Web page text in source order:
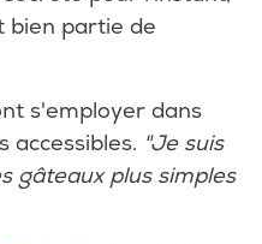
bien partie de
s'employer dans
accessibles. "Je suis
gâteaux plus simples